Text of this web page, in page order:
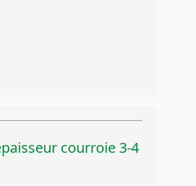
courroie 3-4